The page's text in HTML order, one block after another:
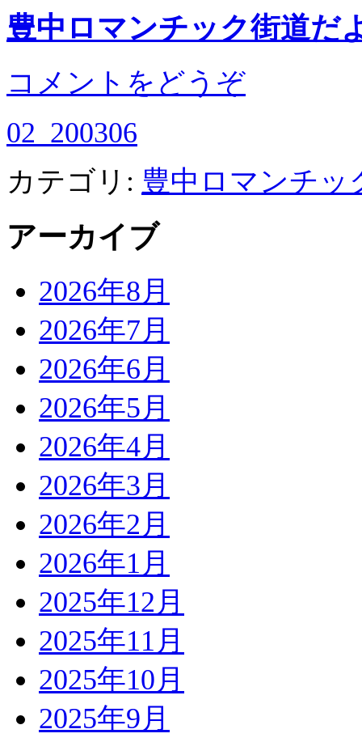
豊中ロマンチック街道
コメントをどうぞ
02_200306
カテゴリ: 豊中ロマンチッ
アーカイブ
2026年8月
2026年7月
2026年6月
2026年5月
2026年4月
2026年3月
2026年2月
2026年1月
2025年12月
2025年11月
2025年10月
2025年9月